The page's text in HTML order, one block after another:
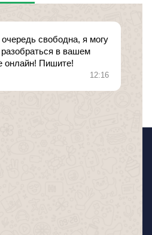
капитала
условий